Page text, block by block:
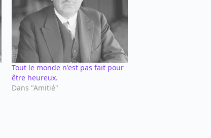
Tout le monde n'est pas fait pour
être heureux.
Dans "Amitié"